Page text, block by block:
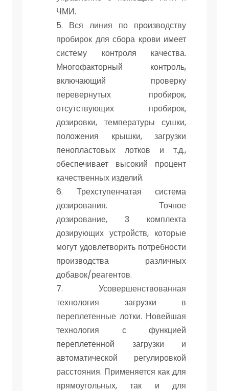
ЧМИ.
5. Вся линия по производству
пробирок для сбора крови имеет
систему контроля качества.
Многофакторный контроль,
включающий проверку
перевернутых пробирок,
отсутствующих пробирок,
дозировки, температуры сушки,
положения крышки, загрузки
пенопластовых лотков и т.д.,
обеспечивает высокий процент
качественных изделий.
6. Трехступенчатая система
дозирования. Точное
дозирование, 3 комплекта
дозирующих устройств, которые
могут удовлетворить потребности
производства различных
добавок/реагентов.
7. Усовершенствованная
технология загрузки в
переплетенные лотки. Новейшая
технология с функцией
переплетенной загрузки и
автоматической регулировкой
расстояния. Применяется как для
прямоугольных, так и для